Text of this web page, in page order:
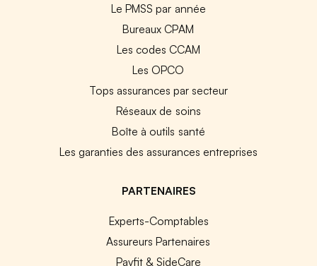
Le PMSS par année
Bureaux CPAM
Les codes CCAM
Les OPCO
Tops assurances par secteur
Réseaux de soins
Boîte à outils santé
Les garanties des assurances entreprises
PARTENAIRES
Experts-Comptables
Assureurs Partenaires
Payfit & SideCare